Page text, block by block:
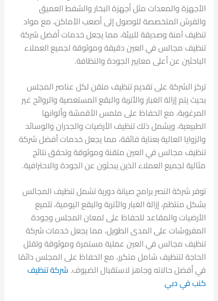
الأجهزة والمعدات مثل أجهزة البخار والشفط العميق
والفرش المتخصصة للوصول إلى أصعب الأماكن، مع مواد
تنظيف آمنة وصديقة للبيئة، مما يجعل خدمات أفضل شركة
تنظيف مجالس في العين دقيقة وموثوقة لجميع العملاء
الباحثين عن أعلى معايير الجودة والنظافة.
تركز الشركة على تقديم تنظيف متقن لكل عناصر المجلس
بحيث يتم إزالة الغبار والأتربة والبقع المستعصية والروائح غير
المرغوبة، مع الحفاظ على ملمس الأقمشة وألوانها
الطبيعية، ويشمل ذلك تنظيف الأرضيات والجدران والوسائد
والزوايا العالية بعناية فائقة، مما يجعل خدمات أفضل شركة
تنظيف مجالس في العين متقنة وموثوقة وتحقق نتائج
مثالية لجميع العملاء الذين يبحثون عن الجودة والاحترافية.
توفر شركة النصر برامج صيانة دورية تشمل تنظيف المجالس
بشكل منتظم، إزالة الغبار والأتربة والبقع اليومية، تلميع
الأرضيات والمقاعد للحفاظ على لمعان المجلس وجودة
المفروشات على المدى الطويل، مما يجعل خدمات شركة
تنظيف مجالس في العين عملية مستمرة وموثوقة وتقلل
الحاجة لتنظيف شامل متكرر، مع الحفاظ على المجلس دائمًا
في أفضل حالاته وجاهز لاستقبال الضيوف. شركة تنظيف
كنب في دبي